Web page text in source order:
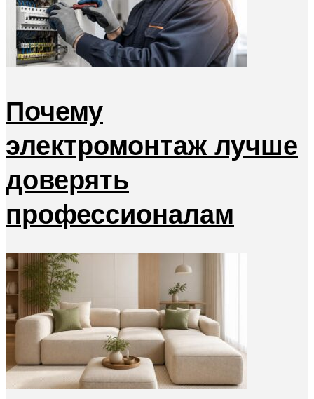
Почему
электромонтаж лучше
доверять
профессионалам